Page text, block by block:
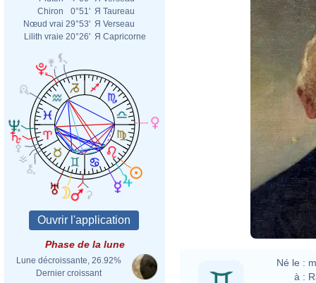
Chiron
0°51' Я Taureau
Nœud vrai 29°53' Я Verseau
Lilith vraie 20°26' Я Capricorne
Phase de la lune
Lune décroissante, 26.92%
Dernier croissant
Né le :
à :